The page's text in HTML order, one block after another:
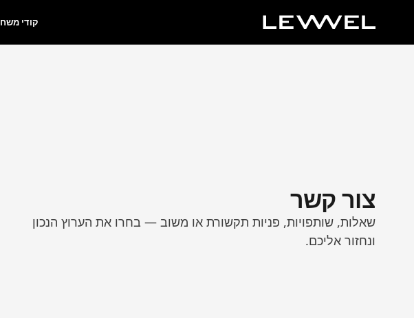
קודי
צור קשר
שאלות, שותפויות, פניות תקשורת או משוב — בחרו את הערוץ הנכון
ונחזור אליכם.